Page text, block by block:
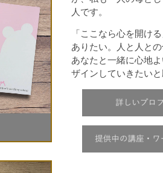
人です。
「ここなら心を開け
ありたい。人と人と
あなたと一緒に心地
ザインしていきたいと